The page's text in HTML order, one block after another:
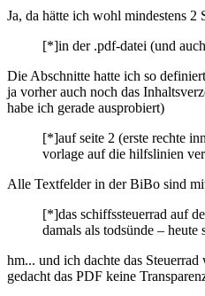
Ja, da hätte ich wohl mindestens 2
[*]in der .pdf-datei (und
Die Abschnitte hatte ich so
ja vorher auch noch das
habe ich gerade ausprobiert)
[*]auf seite 2 (erste rechte
vorlage auf die hilfslinien
Alle Textfelder in der BiBo sind
[*]das schiffssteuerrad auf
damals als todsünde –
hm... und ich dachte das
gedacht das PDF keine